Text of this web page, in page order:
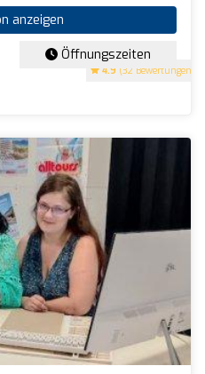
4.9 (32 Bewertungen)
anzeigen
Öffnungszeiten